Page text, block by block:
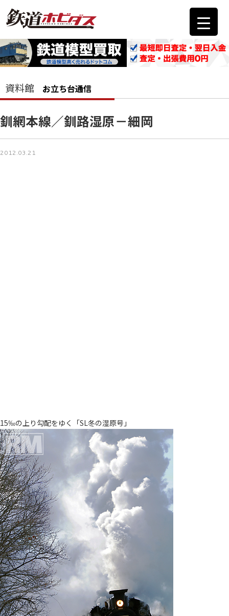
資料館 お立ち台通信
釧網本線／釧路湿原－細岡
2012.03.21
15‰の上り勾配をゆく「SL冬の湿原号」